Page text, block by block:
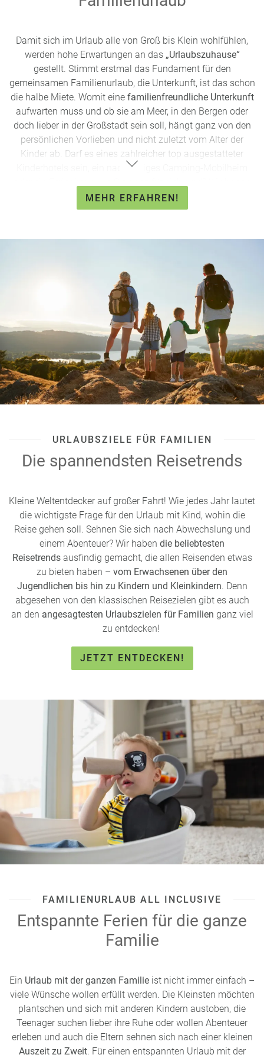
Damit sich im Urlaub alle von Groß bis Klein wohlfühlen,
werden hohe Erwartungen an das„Urlaubszuhause“
gestellt. Stimmt erstmal das Fundament für den
gemeinsamen Familienurlaub, die Unterkunft, ist das schon
die halbe Miete. Womit eine familienfreundliche Unterkunft
aufwarten muss und ob sie am Meer, in den Bergen oder
doch lieber in der Großstadt sein soll, hängt ganz von den
persönlichen Vorlieben und nicht zuletzt vom Alter der
Kinder ab. Darf es eines zahlreicher top ausgestatteter
Kinderhotels sein, ein nachhaltiges Camping-Mobilheim
die beliebtesten Formen familienfreundlicher Unterkünfte
und die jeweiligen Vorteilefür Sie zusammengefasst.
MEHR ERFAHREN!
URLAUBSZIELE FÜR FAMILIEN
Die spannendsten Reisetrends
Kleine Weltentdecker auf großer Fahrt! Wie jedes Jahr lautet
die wichtigste Frage für den Urlaub mit Kind, wohin die
Reise gehen soll. Sehnen Sie sich nach Abwechslung und
einem Abenteuer? Wir haben die beliebtesten
Reisetrendsausfindig gemacht, die allen Reisenden etwas
zu bieten haben – vom Erwachsenen über den
Jugendlichen bis hin zu Kindern und Kleinkindern. Denn
abgesehen von den klassischen Reisezielen gibt es auch
an den angesagtesten Urlaubszielen für Familien ganz viel
zu entdecken!
JETZT ENTDECKEN!
FAMILIENURLAUB ALL INCLUSIVE
Entspannte Ferien für die ganze
Familie
Ein Urlaub mit der ganzen Familie ist nicht immer einfach –
viele Wünsche wollen erfüllt werden. Die Kleinsten möchten
plantschen und sich mit anderen Kindern austoben, die
Teenager suchen lieber ihre Ruhe oder wollen Abenteuer
erleben und auch die Eltern sehnen sich nach einer kleinen
Auszeit zu Zweit. Für einen entspannten Urlaub mit der